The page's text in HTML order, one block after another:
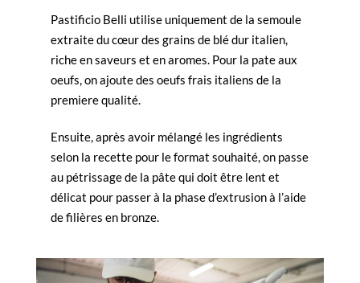
Pastificio Belli utilise uniquement de la semoule
extraite du cœur des grains de blé dur italien,
riche en saveurs et en aromes. Pour la pate aux
oeufs, on ajoute des oeufs frais italiens de la
premiere qualité.
Ensuite, après avoir mélangé les ingrédients
selon la recette pour le format souhaité, on passe
au pétrissage de la pâte qui doit être lent et
délicat pour passer à la phase d’extrusion à l’aide
de filières en bronze.